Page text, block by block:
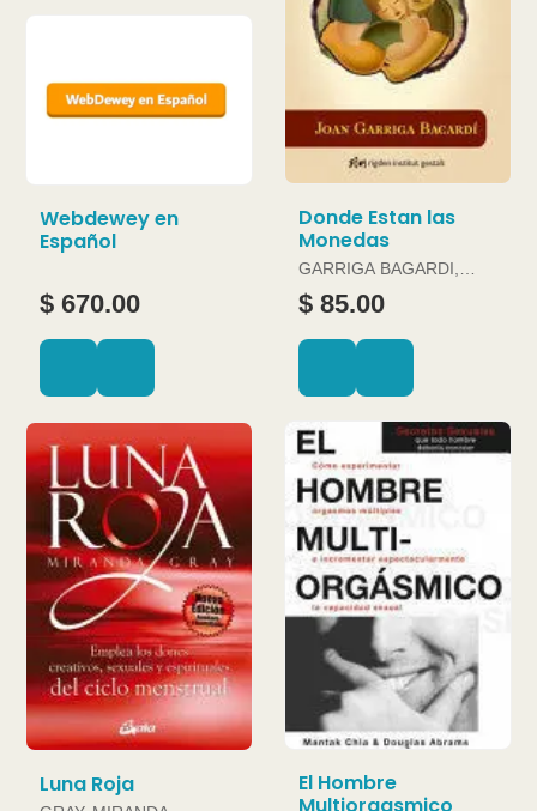
Webdewey en
Español
$ 670.00
Donde Estan las
Monedas
GARRIGA BAGARDI,
JOAN
$ 85.00
Luna Roja
El Hombre